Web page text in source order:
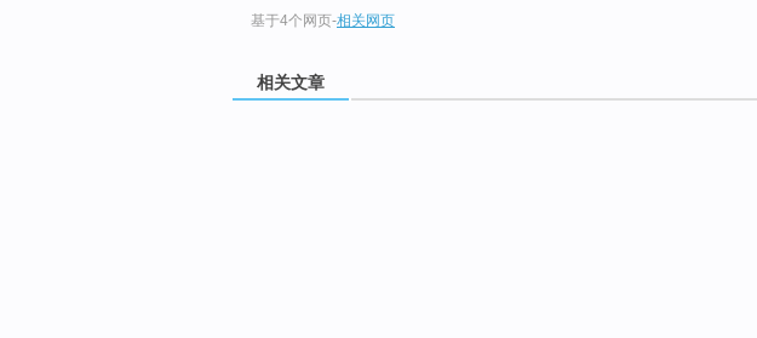
基于4个网页-相关网页
相关文章